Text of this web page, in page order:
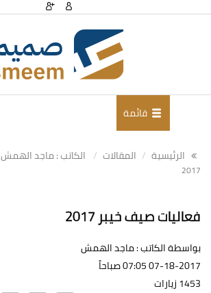
قائمة
الرئيسية المقالات الكاتب : ماجد الهمش
2017
فعاليات صيف خيبر 2017
بواسطة الكاتب : ماجد الهمش
07-18-2017 07:05 صباحاً
1453 زيارات